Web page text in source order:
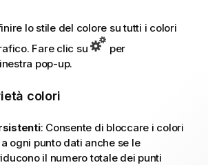
lo stile del colore su tutti i colori
Fare clic su
per
pop-up.
colori
: Consente di bloccare i colori
ogni punto dati anche se le
il numero totale dei punti